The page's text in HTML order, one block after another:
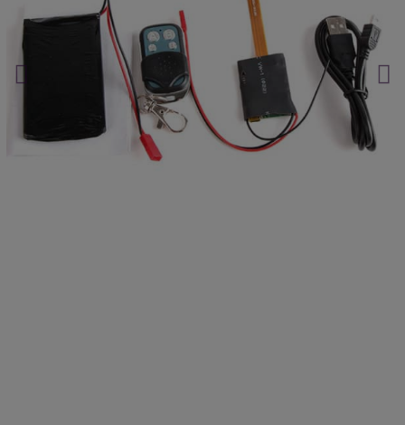
La ubicación nunca miente.Haz clic aquí.
Envío gratuito en pedidos superiores a 60 €
¿Y si ya te están vigilando?
Haz clic aquí.